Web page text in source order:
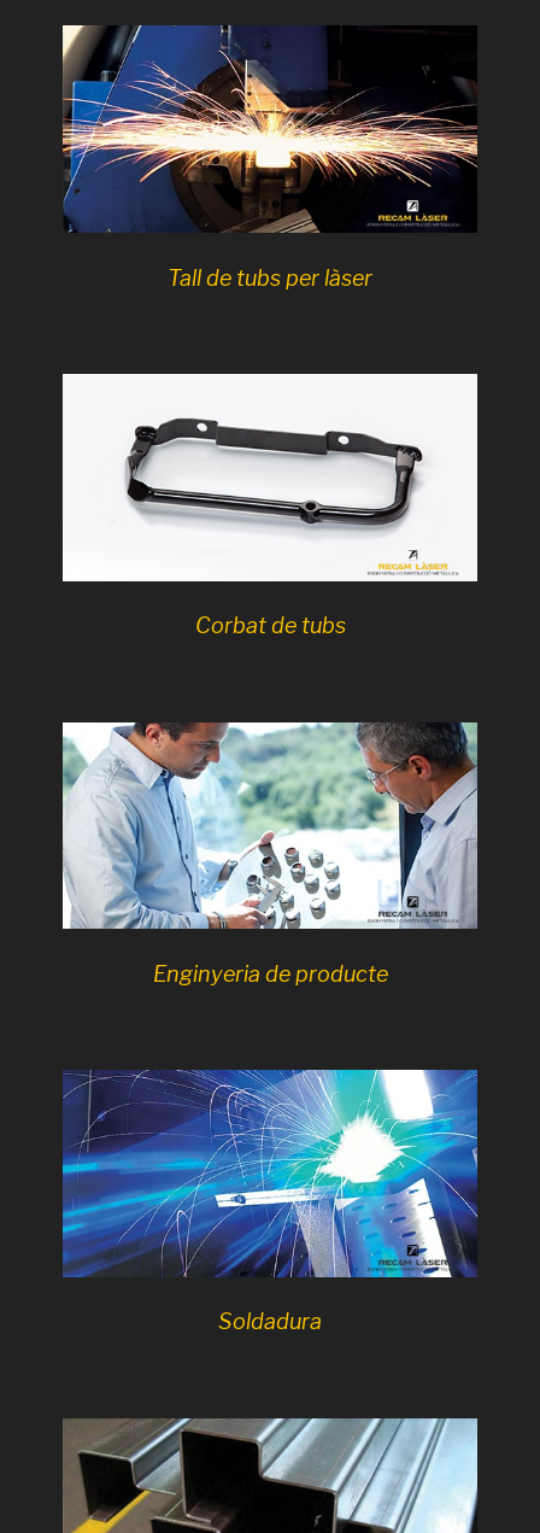
Tall de tubs per làser
Corbat de tubs
Enginyeria de producte
Soldadura